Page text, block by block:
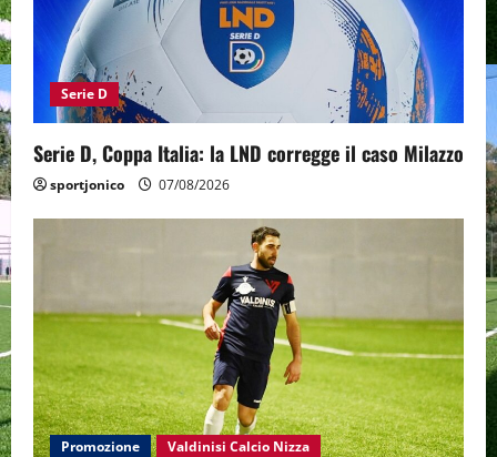
Serie D
Serie D, Coppa Italia: la LND corregge il caso Milazzo
sportjonico 07/08/2026
Promozione Valdinisi Calcio Nizza